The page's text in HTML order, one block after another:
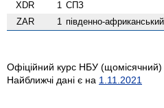
XDR 1 СПЗ
ZAR 1 південно-
Офіційний курс НБУ (щомісячний)
Найближчі дані є на 1.11.2021